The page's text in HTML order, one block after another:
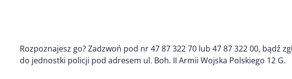
Rozpoznajesz go? Zadzwoń pod nr 47 87 322 70 lub 47 87 322 00, bądź
do jednostki policji pod adresem ul. Boh. II Armii Wojska Polskiego 12 G.